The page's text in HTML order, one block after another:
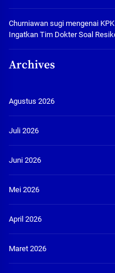
Churniawan sugi mengenai
Ingatkan Tim Dokter Soal
Archives
Agustus 2026
Juli 2026
Juni 2026
Mei 2026
April 2026
Maret 2026